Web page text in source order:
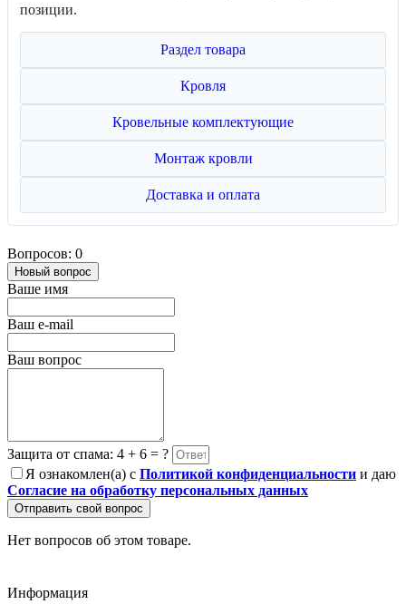
позиции.
Раздел товара
Кровля
Кровельные комплектующие
Монтаж кровли
Доставка и оплата
Вопросов: 0
Новый вопрос
Ваше имя
Ваш e-mail
Ваш вопрос
Защита от спама: 4 + 6 = ?
Я ознакомлен(а) с Политикой конфиденциальности и даю
Согласие на обработку персональных данных
Отправить свой вопрос
Нет вопросов об этом товаре.
Информация